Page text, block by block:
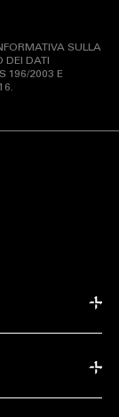
SULLA
DATI
196/2003 E